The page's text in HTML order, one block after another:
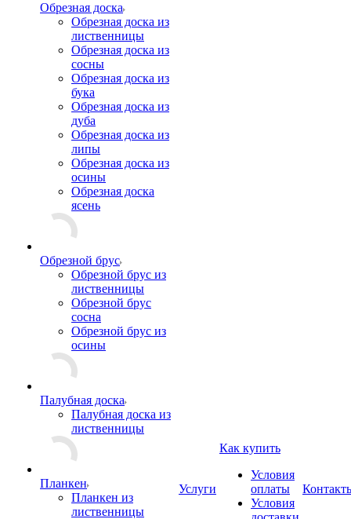
Обрезная доска
Обрезная доска из
лиственницы
Обрезная доска из
сосны
Обрезная доска из
бука
Обрезная доска из
дуба
Обрезная доска из
липы
Обрезная доска из
осины
Обрезная доска
ясень
Обрезной брус
Обрезной брус из
лиственницы
Обрезной брус
сосна
Обрезной брус из
осины
Палубная доска
Палубная доска из
лиственницы
Планкен
Планкен из
лиственницы
Услуги
Как купить
Условия
оплаты
Условия